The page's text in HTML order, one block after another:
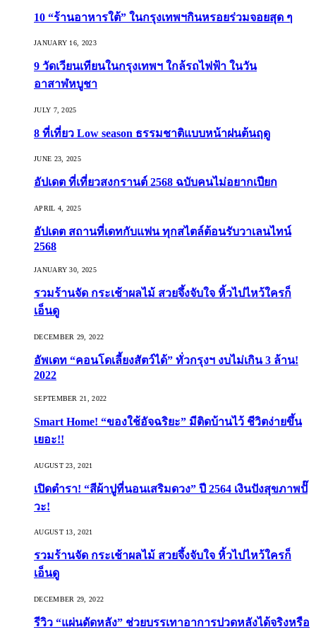
10 “ร้านอาหารใต้” ในกรุงเทพฯกินหรอยร่วมจอยสุด ๆ
JANUARY 16, 2023
9 วัดเวียนเทียนในกรุงเทพฯ ใกล้รถไฟฟ้า ในวัน
อาสาฬหบูชา
JULY 7, 2025
8 ที่เที่ยว Low season ธรรมชาติแบบหน้าฝนต้นฤดู️
JUNE 23, 2025
อัปเดต ที่เที่ยวสงกรานต์ 2568 ฉบับคนไม่อยากเปียก
APRIL 4, 2025
อัปเดต สถานที่เดทกับแฟน ทุกสไตล์ต้อนรับวาเลนไทน์
2568
JANUARY 30, 2025
รวมร้านจัด กระเช้าผลไม้ สวยจึ้งจับใจ หิ้วไปไหว้ใครก็
เอ็นดู
DECEMBER 29, 2022
อัพเดท “คอนโดเลี้ยงสัตว์ได้” ทั่วกรุงฯ งบไม่เกิน 3 ล้าน!
2022
SEPTEMBER 21, 2022
Smart Home! “ของใช้อัจฉริยะ” มีติดบ้านไว้ ชีวิตง่ายขึ้น
เยอะ!!
AUGUST 23, 2021
เปิดตำรา! “สีผ้าปูที่นอนเสริมดวง” ปี 2564 เงินปังสุขภาพปั๊
วะ!
AUGUST 13, 2021
รวมร้านจัด กระเช้าผลไม้ สวยจึ้งจับใจ หิ้วไปไหว้ใครก็
เอ็นดู
DECEMBER 29, 2022
รีวิว “แผ่นดัดหลัง” ช่วยบรรเทาอาการปวดหลังได้จริงหรือ